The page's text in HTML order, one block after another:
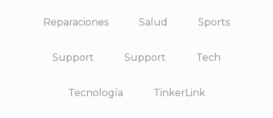
Reparaciones Salud Sports
Support Support Tech
Tecnología TinkerLink